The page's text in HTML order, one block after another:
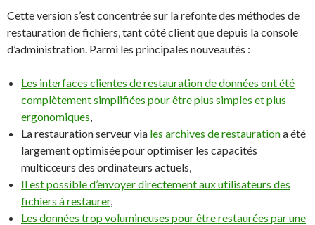
Cette version s’est concentrée sur la refonte des méthodes de
restauration de fichiers, tant côté client que depuis la console
d’administration. Parmi les principales nouveautés :
Les interfaces clientes de restauration de données ont été
complètement simplifiées pour être plus simples et plus
ergonomiques,
La restauration serveur via les archives de restaurationa été
largement optimisée pour optimiser les capacités
multicœurs des ordinateurs actuels,
Il est possible d’envoyer directement aux utilisateurs des
fichiers à restaurer,
Les données trop volumineuses pour être restaurées par une